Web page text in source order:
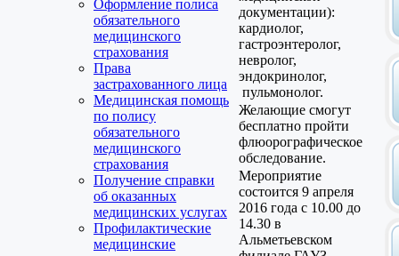
Оформление полиса
обязательного
медицинского
страхования
Права
застрахованного лица
Медицинская помощь
по полису
обязательного
медицинского
страхования
Получение справки
об оказанных
медицинских услугах
Профилактические
медицинские
документации):
кардиолог,
гастроэнтеролог,
невролог,
эндокринолог,
пульмонолог.
Желающие смогут
бесплатно пройти
флюорографическое
обследование.
Мероприятие
состоится 9 апреля
2016 года с 10.00 до
14.30 в
Альметьевском